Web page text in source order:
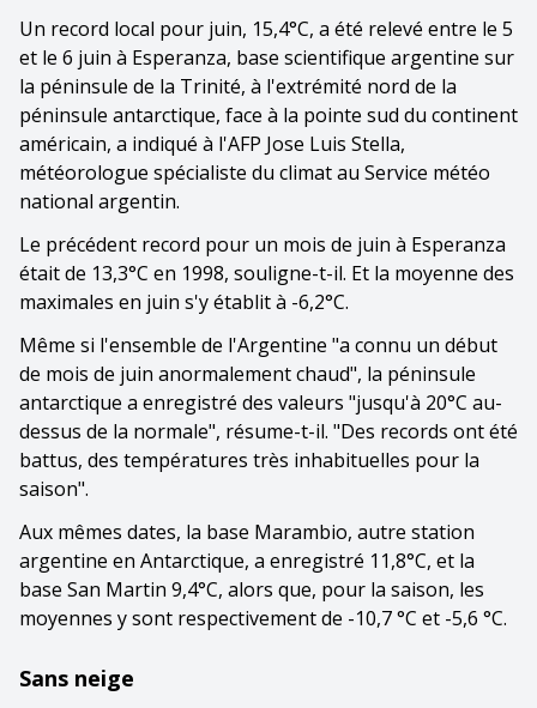
Un record local pour juin, 15,4°C, a été relevé entre le 5
et le 6 juin à Esperanza, base scientifique argentine sur
la péninsule de la Trinité, à l'extrémité nord de la
péninsule antarctique, face à la pointe sud du continent
américain, a indiqué à l'AFP Jose Luis Stella,
météorologue spécialiste du climat au Service météo
national argentin.
Le précédent record pour un mois de juin à Esperanza
était de 13,3°C en 1998, souligne-t-il. Et la moyenne des
maximales en juin s'y établit à -6,2°C.
Même si l'ensemble de l'Argentine "a connu un début
de mois de juin anormalement chaud", la péninsule
antarctique a enregistré des valeurs "jusqu'à 20°C au-
dessus de la normale", résume-t-il. "Des records ont été
battus, des températures très inhabituelles pour la
saison".
Aux mêmes dates, la base Marambio, autre station
argentine en Antarctique, a enregistré 11,8°C, et la
base San Martin 9,4°C, alors que, pour la saison, les
moyennes y sont respectivement de -10,7 °C et -5,6 °C.
Sans neige